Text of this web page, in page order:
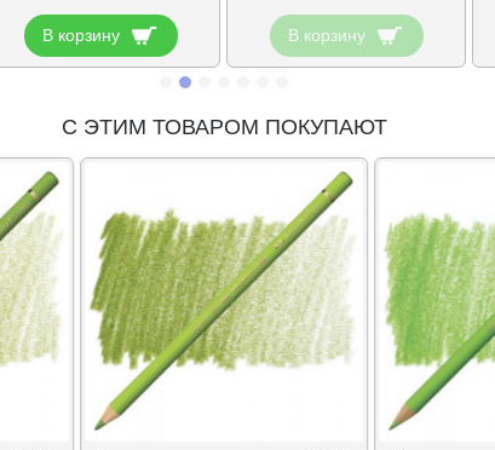
В корзину В корзину
С ЭТИМ ТОВАРОМ ПОКУПАЮТ